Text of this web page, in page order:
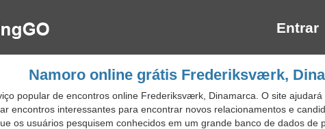
Entrar
Namoro online grátis Frederiksværk,
popular de encontros online Frederiksværk, Dinamarca. O site
encontros interessantes para encontrar novos relacionamentos e
os usuários pesquisem conhecidos em um grande banco de dados de